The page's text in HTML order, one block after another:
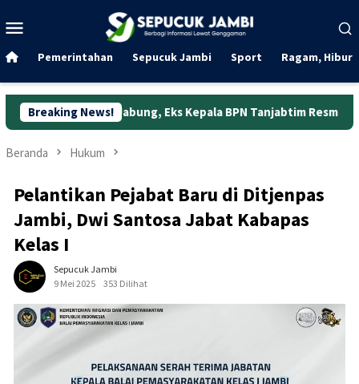
ke
Mobile
Pemerintahan Sepucuk Jambi Sport Ragam,
Breaking News!
Jabung, Eks Kepala BPN Tanjabtim Resmi Ditahan
Beranda Hukum
Pelantikan Pejabat Baru di Ditjenpas
Jambi, Dwi Santosa Jabat Kabapas
Kelas I
Sepucuk Jambi
9 Mei 2025
353 Dilihat